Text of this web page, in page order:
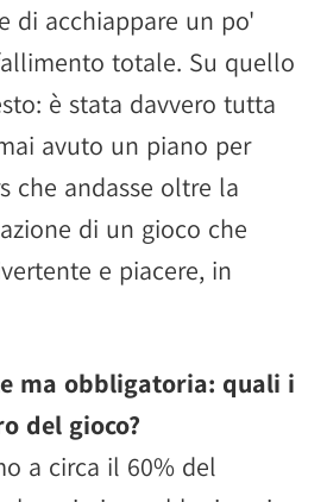
di acchiappare un po'
totale. Su quello
è stata davvero tutta
avuto un piano per
che andasse oltre la
di un gioco che
e piacere, in
ma obbligatoria: quali i
del gioco?
a circa il 60% del